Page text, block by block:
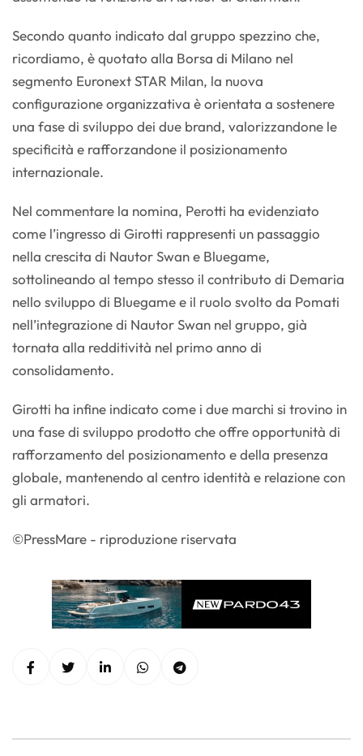
Secondo quanto indicato dal gruppo spezzino che,
ricordiamo, è quotato alla Borsa di Milano nel
segmento Euronext STAR Milan, la nuova
configurazione organizzativa è orientata a sostenere
una fase di sviluppo dei due brand, valorizzandone le
specificità e rafforzandone il posizionamento
internazionale.
Nel commentare la nomina, Perotti ha evidenziato
come l’ingresso di Girotti rappresenti un passaggio
nella crescita di Nautor Swan e Bluegame,
sottolineando al tempo stesso il contributo di Demaria
nello sviluppo di Bluegame e il ruolo svolto da Pomati
nell’integrazione di Nautor Swan nel gruppo, già
tornata alla redditività nel primo anno di
consolidamento.
Girotti ha infine indicato come i due marchi si trovino in
una fase di sviluppo prodotto che offre opportunità di
rafforzamento del posizionamento e della presenza
globale, mantenendo al centro identità e relazione con
gli armatori.
©PressMare - riproduzione riservata